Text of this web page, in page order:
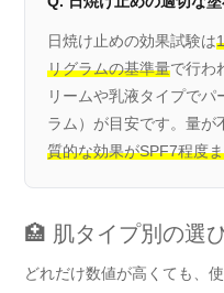
日焼け止めの効果試験は
リグラムの基準量で行わ
リームや乳液タイプで
ラム）が目安です。量が
質的な効果がSPF7程度
🏥 肌タイプ別の選
どれだけ数値が高くても、